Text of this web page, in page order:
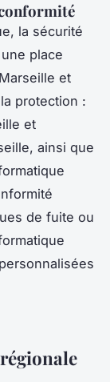
la sécurité
place
et
protection :
et
ainsi que
de fuite ou